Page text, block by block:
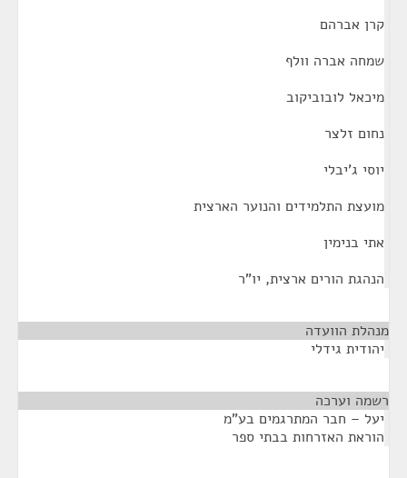
קרן אברהם
שמחה אברה וולף
מיכאל לובוביקוב
נחום זלצר
יוסי ג'יבלי
מועצת התלמידים והנוער הארצית
אתי בנימין
הנהגת הורים ארצית, יו"ר
מנהלת הוועדה
יהודית גידלי
רשמה וערכה
יעל – חבר המתרגמים בע"מ
הוראת האזרחות בבתי ספר